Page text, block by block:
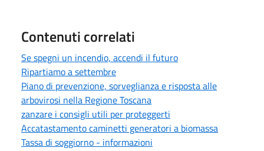
Contenuti correlati
Se spegni un incendio, accendi il futuro
Ripartiamo a settembre
Piano di prevenzione, sorveglianza e risposta alle
arbovirosi nella Regione Toscana
zanzare i consigli utili per proteggerti
Accatastamento caminetti generatori a biomassa
Tassa di soggiorno - informazioni